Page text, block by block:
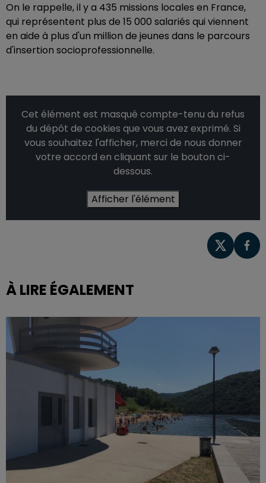
On le rappelle, il y a 435 missions locales en France,
qui représentent plus de 15 000 salariés qui viennent
en aide à plus d'un million de jeunes dans le parcours
d'insertion socioprofessionnelle.
Cet élément est masqué compte-tenu du refus
du dépôt de cookies que vous avez exprimé. Si
vous souhaitez l'afficher, merci de nous donner
votre accord en cliquant sur le bouton ci-
dessous.
Afficher l'élément
À LIRE ÉGALEMENT